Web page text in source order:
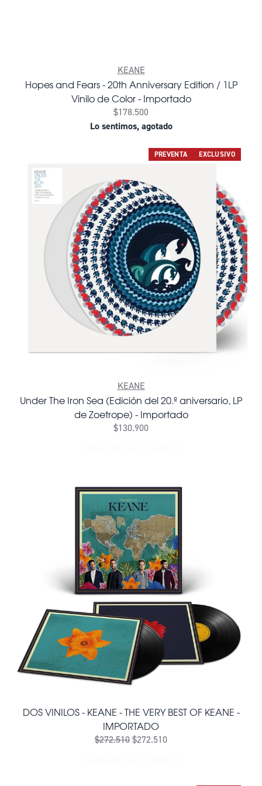
KEANE
Hopes and Fears - 20th Anniversary Edition / 1LP
Vinilo de Color - Importado
$178.500
Lo sentimos, agotado
PREVENTA EXCLUSIVO
KEANE
Under The Iron Sea (Edición del 20.º aniversario, LP
de Zoetrope) - Importado
$130.900
DOS VINILOS - KEANE - THE VERY BEST OF KEANE -
IMPORTADO
$272.510$272.510